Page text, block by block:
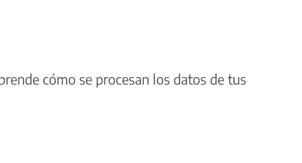
cómo se procesan los datos de tus